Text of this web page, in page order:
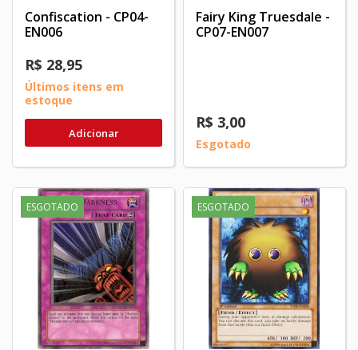
Confiscation - CP04-
EN006
R$ 28,95
Últimos itens em
estoque
Adicionar
Fairy King Truesdale -
CP07-EN007
R$ 3,00
Esgotado
ESGOTADO ESGOTADO